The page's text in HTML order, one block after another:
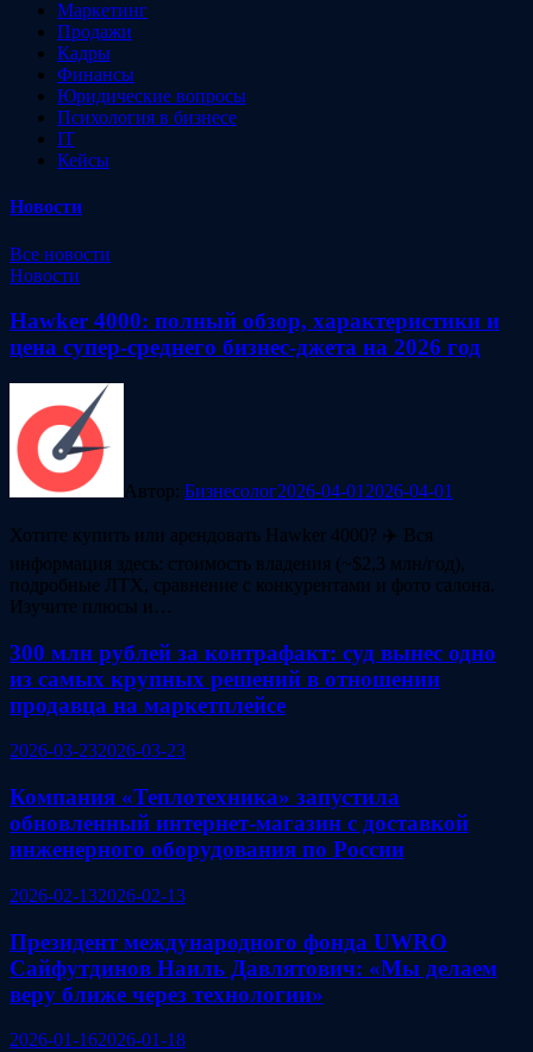
Маркетинг
Продажи
Кадры
Финансы
Юридические вопросы
Психология в бизнесе
IT
Кейсы
Новости
Все новости
Новости
Hawker 4000: полный обзор, характеристики и
цена супер-среднего бизнес-джета на 2026 год
Автор: Бизнесолог2026-04-01 2026-04-01
Хотите купить или арендовать Hawker 4000? ✈️ Вся
информация здесь: стоимость владения (~$2,3 млн/год),
подробные ЛТХ, сравнение с конкурентами и фото салона.
Изучите плюсы и…
300 млн рублей за контрафакт: суд вынес одно
из самых крупных решений в отношении
продавца на маркетплейсе
2026-03-232026-03-23
Компания «Теплотехника» запустила
обновленный интернет-магазин с доставкой
инженерного оборудования по России
2026-02-132026-02-13
Президент международного фонда UWRO
Сайфутдинов Наиль Давлятович: «Мы делаем
веру ближе через технологии»
2026-01-162026-01-18